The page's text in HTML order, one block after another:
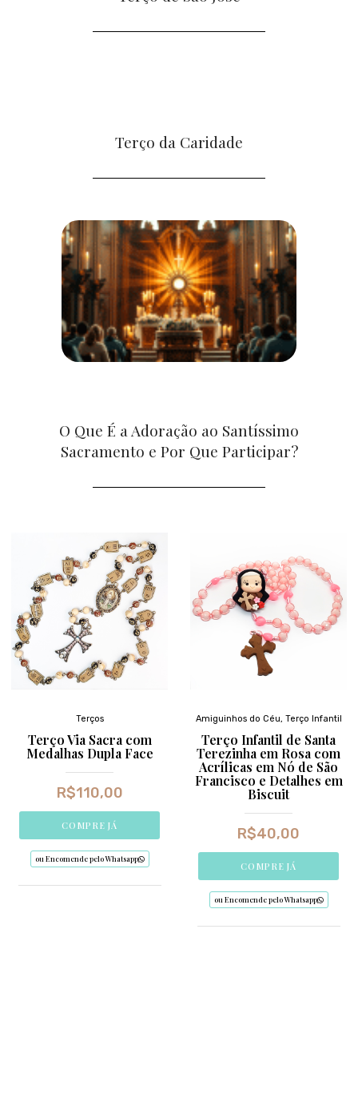
Terço da Caridade
O Que É a Adoração ao Santíssimo
Sacramento e Por Que Participar?
Terços
Terço Via Sacra com
Medalhas Dupla Face
R$110,00
COMPRE JÁ
ou Encomende pelo Whatsapp
Amiguinhos do Céu, Terço Infantil
Terço Infantil de Santa
Terezinha em Rosa com
Acrílicas em Nó de São
Francisco e Detalhes em
Biscuit
R$40,00
COMPRE JÁ
ou Encomende pelo Whatsapp